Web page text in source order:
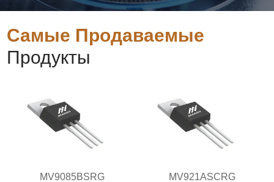
Самые Продаваемые
Продукты
MV9085BSRG MV921ASCRG